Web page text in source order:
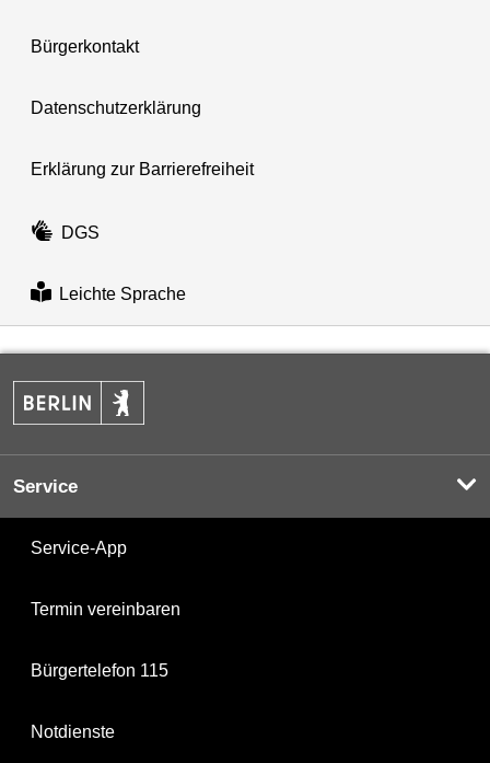
Bürgerkontakt
Datenschutzerklärung
Erklärung zur Barrierefreiheit
DGS
Leichte Sprache
Service
Service-App
Termin vereinbaren
Bürgertelefon 115
Notdienste